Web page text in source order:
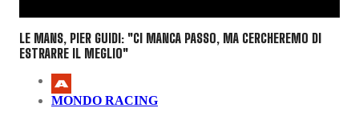
LE MANS, PIER GUIDI: "CI MANCA PASSO, MA CERCHEREMO DI
ESTRARRE IL MEGLIO"
MONDO RACING